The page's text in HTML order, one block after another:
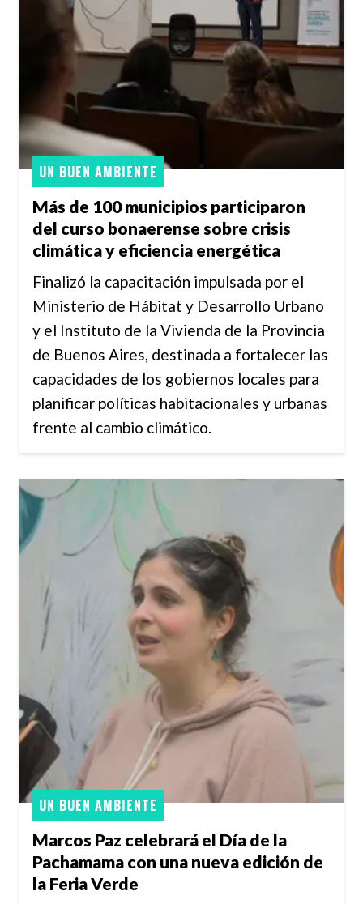
Más de 100 municipios participaron
del curso bonaerense sobre crisis
climática y eficiencia energética
UN BUEN AMBIENTE
Finalizó la capacitación impulsada por el
Ministerio de Hábitat y Desarrollo Urbano
y el Instituto de la Vivienda de la Provincia
de Buenos Aires, destinada a fortalecer las
capacidades de los gobiernos locales para
planificar políticas habitacionales y urbanas
frente al cambio climático.
Marcos Paz celebrará el Día de la
Pachamama con una nueva edición de
la Feria Verde
UN BUEN AMBIENTE